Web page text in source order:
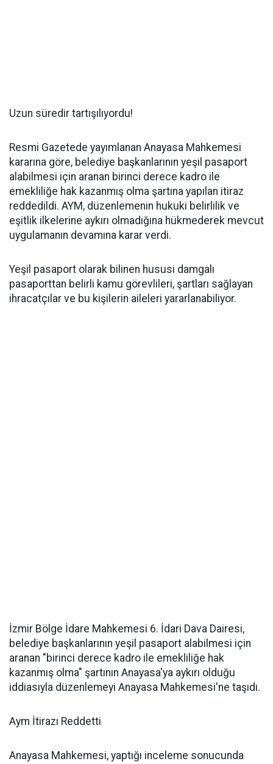
Uzun süredir tartışılıyordu!
Resmi Gazetede yayımlanan Anayasa Mahkemesi
kararına göre, belediye başkanlarının yeşil pasaport
alabilmesi için aranan birinci derece kadro ile
emekliliğe hak kazanmış olma şartına yapılan itiraz
reddedildi. AYM, düzenlemenin hukuki belirlilik ve
eşitlik ilkelerine aykırı olmadığına hükmederek mevcut
uygulamanın devamına karar verdi.
Yeşil pasaport olarak bilinen hususi damgalı
pasaporttan belirli kamu görevlileri, şartları sağlayan
ihracatçılar ve bu kişilerin aileleri yararlanabiliyor.
İzmir Bölge İdare Mahkemesi 6. İdari Dava Dairesi,
belediye başkanlarının yeşil pasaport alabilmesi için
aranan "birinci derece kadro ile emekliliğe hak
kazanmış olma" şartının Anayasa'ya aykırı olduğu
iddiasıyla düzenlemeyi Anayasa Mahkemesi'ne taşıdı.
Aym İtirazı Reddetti
Anayasa Mahkemesi, yaptığı inceleme sonucunda